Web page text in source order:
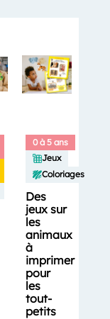
0 à 5 ans
Jeux
Coloriages
Des
jeux sur
les
animaux
à
imprimer
pour
les
tout-
petits